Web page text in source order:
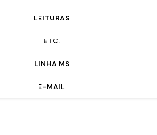
LEITURAS
ETC.
LINHA MS
E-MAIL